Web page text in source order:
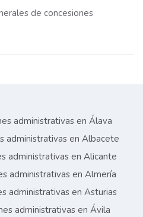
de concesiones
administrativas en Álava
administrativas en Albacete
administrativas en Alicante
administrativas en Almería
administrativas en Asturias
administrativas en Ávila